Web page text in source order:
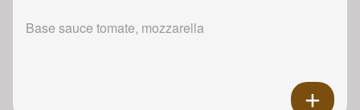
Base sauce tomate, mozzarella